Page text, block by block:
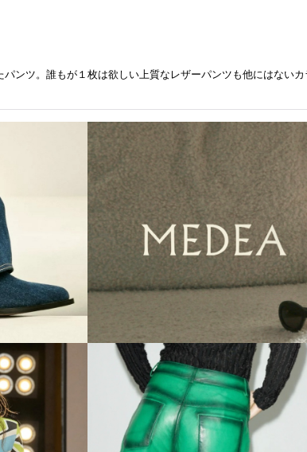
ンツ。誰もが１枚は欲しい上質なレザーパンツも他にはない